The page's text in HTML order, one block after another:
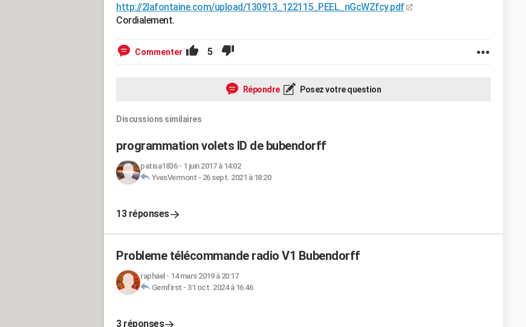
http://2lafontaine.com/upload/130913_122115_PEEL_nGcWZfcy.pdf
Cordialement.
Commenter 5
Répondre Posez votre question
Discussions similaires
programmation volets ID de bubendorff
patisa1836- 1 juin 2017 à 14:02
YvesVermont - 26 sept. 2021 à 18:20
13 réponses
Probleme télécommande radio V1 Bubendorff
raphael - 14 mars 2019 à 20:17
Gemfirst - 31 oct. 2024 à 16:46
3 réponses